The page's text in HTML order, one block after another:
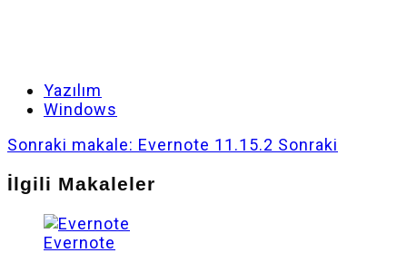
Yazılım
Windows
Sonraki makale: Evernote 11.15.2 Sonraki
İlgili Makaleler
Evernote